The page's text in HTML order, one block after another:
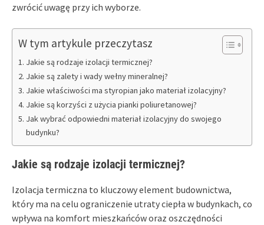
zwrócić uwagę przy ich wyborze.
W tym artykule przeczytasz
Jakie są rodzaje izolacji termicznej?
Jakie są zalety i wady wełny mineralnej?
Jakie właściwości ma styropian jako materiał izolacyjny?
Jakie są korzyści z użycia pianki poliuretanowej?
Jak wybrać odpowiedni materiał izolacyjny do swojego
budynku?
Jakie są rodzaje izolacji termicznej?
Izolacja termiczna to kluczowy element budownictwa,
który ma na celu ograniczenie utraty ciepła w budynkach, co
wpływa na komfort mieszkańców oraz oszczędności